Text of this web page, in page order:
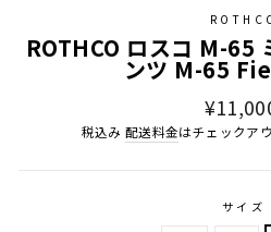
ROTHCO ロスコ M-65
ンツ M-65
通
格
税込み配送料金はチェックア
サイズ